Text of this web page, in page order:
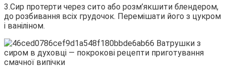
3.Сир протерти через сито або розм’якшити блендером,
до розбивання всіх грудочок. Перемішати його з цукром
і ваніліном.